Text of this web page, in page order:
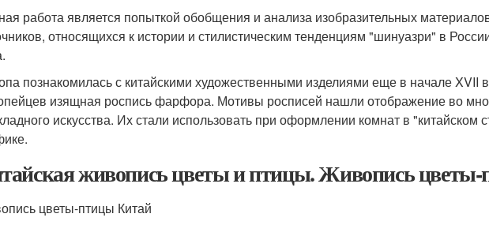
работа является попыткой обобщения и анализа изобразительных
относящихся к истории и стилистическим тенденциям "шинуазри" в
познакомилась с китайскими художественными изделиями еще в начале XVII
изящная роспись фарфора. Мотивы росписей нашли отображение во
искусства. Их стали использовать при оформлении комнат в "китайском
живопись цветы и птицы. Живопись
цветы-птицы Китай